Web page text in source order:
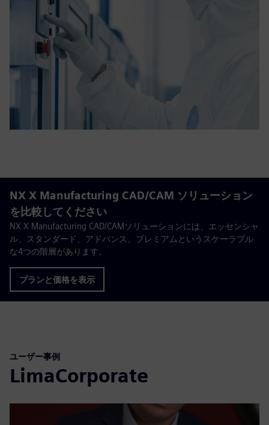
NX X Manufacturing CAD/CAM ソリューション
を比較してください
NX X Manufacturing CAD/CAMソリューションには、エッセンシャ
ル、スタンダード、アドバンス、プレミアムというスケーラブル
な4つの階層があります。
プランと価格を表示
ユーザー事例
LimaCorporate